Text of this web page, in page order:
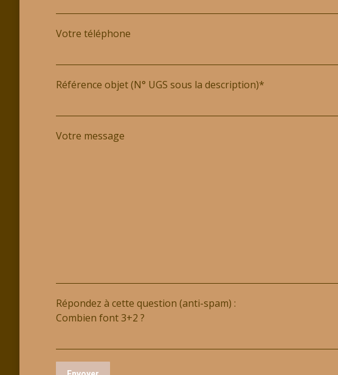
Votre téléphone
Référence objet (N° UGS sous la description)*
Votre message
Répondez à cette question (anti-spam) :
Combien font 3+2 ?